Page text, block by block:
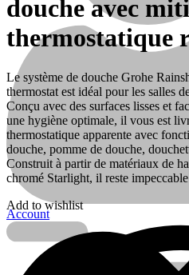
Account
douche avec
thermostatique
Le système de douche Grohe
thermostat est idéal pour les salles
Conçu avec des surfaces lisses et
une hygiène optimale, il vous est
thermostatique apparente avec
douche, pomme de douche,
Construit à partir de matériaux de
chromé Starlight, il reste
Add to wishlist